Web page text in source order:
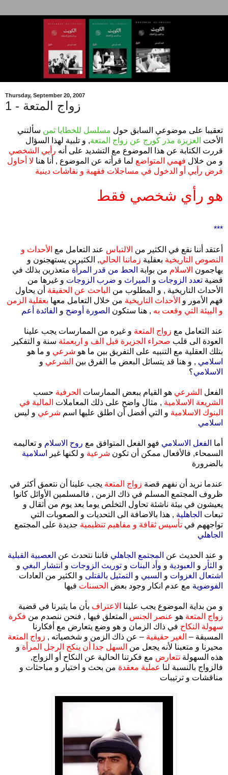
Thursday, September 20, 2007
زواج المتعة - 1
تعقيبا على موضوعي السابق حول مسلسل للخطايا ثمن سألتني
الأخت العزيزة مذر كورج عن زواج المتعة, و تلبية لهذا السؤال
قررت الكتابة عن هذا الموضوع مع التشديد على أنه رأيي الشخصي
و من خلال فهمي المتواضع لما قرأته عن الموضوع , أنا هنا لا أحاول
فرض رأيي أو الدخول في مساجلات فقهية و نقاشات دينية
هو رأي شخصي فقط
***
أعتقد أننا نقع في الكثير من الالتباس عند التعامل مع الأحداث و
النصوص التاريخية بعقلية زماننا الحالي, الكثيرين يستهجنون و
يهاجمون الاسلام من بوابة الحط من قدر المرأة متعذرين بذلك في
قضية تعدد الزوجات و الميراث و ضرب الزوجات و غيرها من
الأحداث التاريخية , و المطلوب من الباحث عن الحقيقة أن يحاول
فهم الأمور و الأحداث التاريخية من خلال التعامل معها بعقلية الزمن
و البيئة التي وقعت به , هنا ستكون الصورة أوضح و الفائدة أعم
عند التعامل مع زواج المتعة و غيره من الممارسات يجب علينا
العودة الى قلب صحراء الجزيرة قبل الف و اربعمئة سنة و التفكير
بتلك العقلية مع التنبيه على التفريق بين ما هو شرعي و ما هو
اسلامي , و هنا قد يتسائل البعض ما الفرق بين الشرعي و
الاسلامي؟
الفعل الشرعي هو القيام ببعض الممارسات الحرفية حسب
الشريعة الاسلامية , مثال واضح على ذلك المعاملات المالية في
البنوك الاسلامية و التي أفضل أن اطلق عليها اسم شرعي و ليس
اسلامي
أما الفعل الاسلامي فهو الفعل المتوافق مع روح الاسلام و تعاليمه
السمحاء, فالأفعال ممكن أن تكون شرعية و لكنها غير
اسلامية
بالضرورة
عندما نريد أن نفهم قصة زواج المتعة يجب علينا أن نتعمق أكثر في
ظروف المجتمع المسلم في ذاك الزمن , فالمسلمين الأوائل كانوا
يعيشون في بيئة ناشئة تحاول التخلص يوما بعد يوم من أثقال و
تبعات الجاهلية , هذا بالاضافة الى التحديات و الصعوبات التي
تواجههم في تأسيس ثقافة و مفاهيم تنظيمية جديدة على المجتمع
الجاهلي
و عند الحديث عن المجتمع الجاهلي فاننا نتحدث عن العصبية القبلية
و الثأر و العبودية و وأد البنات و توريث الزوجات و انتشار البغي و
اشتعال الغزوات و السبي و التمثيل بالقتلى و الكثير من العادات
الفوضوية مع عدم انكار وجود بعض الحسنات فيها
و من بداية الموضوع يجب علينا الاعتراف بأن ما يثيرنا في قضية
زواج المتعة هو عنصر الجنس المتعلق فيها , فنحن ننصدم من فكرة
سهولة النكاح في ذاك الزمان و هو وضع يتعارض مع أفكارنا
المسبقة – الغير حقيقية – عن ذاك الزمن و شخصياته , زواج المتعة
محيرنا و متعبنا لأنه يجعل من السهل جدا أن ينكح الرجل المرأة و
هذه السهولة تتعارض مع فكرتنا الحالية عن النكاح أو الزواج,
فالزواج بالنسبة لنا عملية معقدة من بحث و اختيار و مباحثات و
مناقشات و ترتيبات